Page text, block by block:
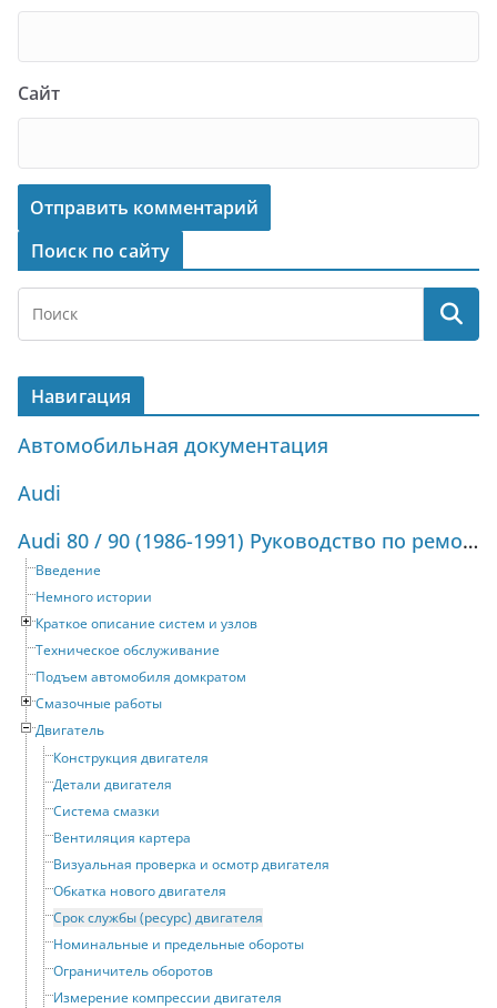
Сайт
Поиск по сайту
Навигация
Автомобильная документация
Audi
Audi 80 / 90 (1986-1991) Руководство по ремонту и техническому обслуживанию
Введение
Немного истории
Краткое описание систем и узлов
Техническое обслуживание
Подъем автомобиля домкратом
Смазочные работы
Двигатель
Конструкция двигателя
Детали двигателя
Система смазки
Вентиляция картера
Визуальная проверка и осмотр двигателя
Обкатка нового двигателя
Срок службы (ресурс) двигателя
Номинальные и предельные обороты
Ограничитель оборотов
Измерение компрессии двигателя